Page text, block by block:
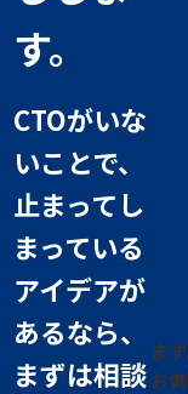
す。
CTOがいな
いことで、
止まってし
まっている
アイデアが
あるなら、
まずは相談
ま
お